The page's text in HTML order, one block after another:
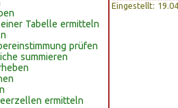
Tabelle ermitteln
prüfen
summieren
ermitteln
Eingestellt: